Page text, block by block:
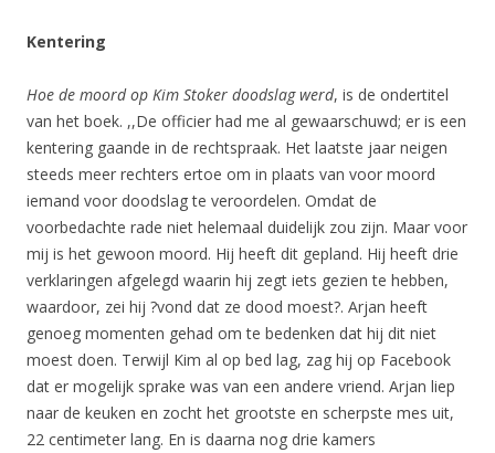
Kentering
Hoe de moord op Kim Stoker doodslag werd, is de ondertitel
van het boek. ,,De officier had me al gewaarschuwd; er is een
kentering gaande in de rechtspraak. Het laatste jaar neigen
steeds meer rechters ertoe om in plaats van voor moord
iemand voor doodslag te veroordelen. Omdat de
voorbedachte rade niet helemaal duidelijk zou zijn. Maar voor
mij is het gewoon moord. Hij heeft dit gepland. Hij heeft drie
verklaringen afgelegd waarin hij zegt iets gezien te hebben,
waardoor, zei hij ?vond dat ze dood moest?. Arjan heeft
genoeg momenten gehad om te bedenken dat hij dit niet
moest doen. Terwijl Kim al op bed lag, zag hij op Facebook
dat er mogelijk sprake was van een andere vriend. Arjan liep
naar de keuken en zocht het grootste en scherpste mes uit,
22 centimeter lang. En is daarna nog drie kamers